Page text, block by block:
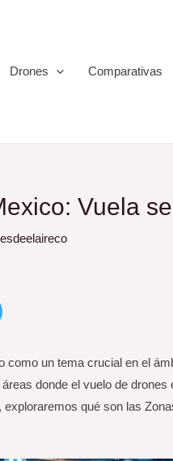
Drones
Comparativas
Vuela
un tema crucial en el
áreas donde el vuelo de
qué son las